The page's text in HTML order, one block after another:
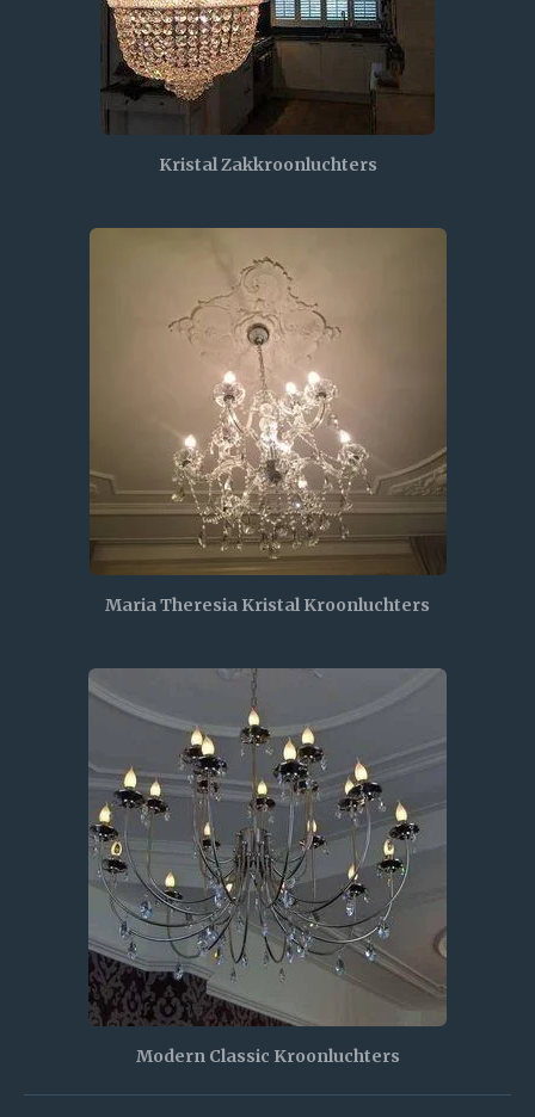
Kristal Zakkroonluchters
Maria Theresia Kristal Kroonluchters
Modern Classic Kroonluchters